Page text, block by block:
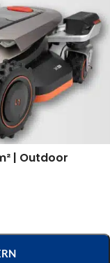
| Outdoor